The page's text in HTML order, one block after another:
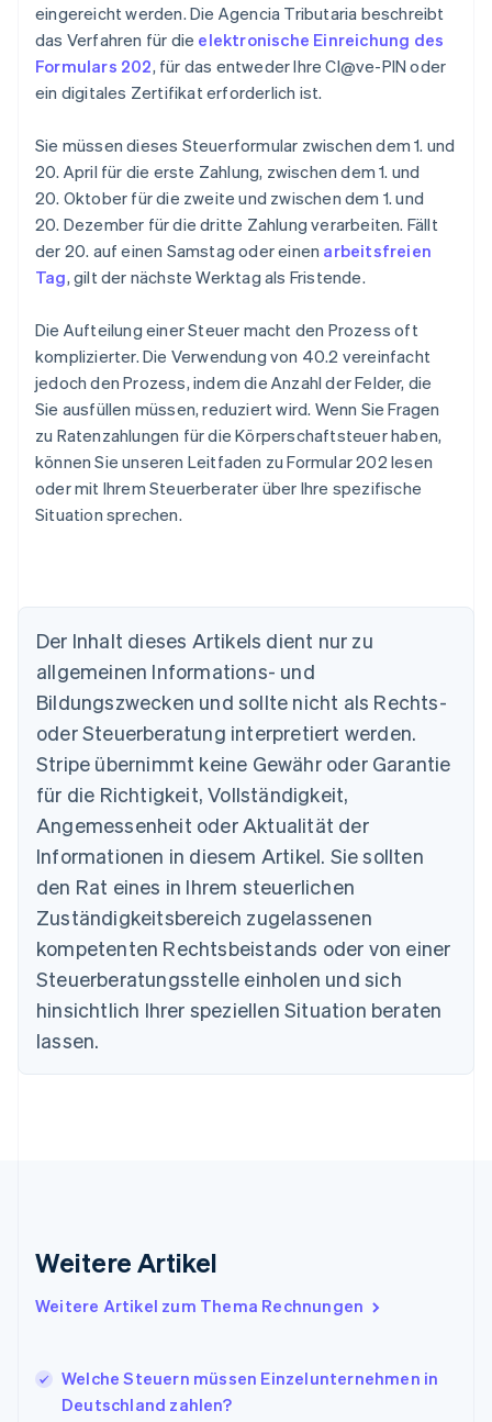
eingereicht werden. Die Agencia Tributaria beschreibt
das Verfahren für die elektronische Einreichung des
Formulars 202, für das entweder Ihre Cl@ve-PIN oder
ein digitales Zertifikat erforderlich ist.
Sie müssen dieses Steuerformular zwischen dem 1. und
20. April für die erste Zahlung, zwischen dem 1. und
20. Oktober für die zweite und zwischen dem 1. und
20. Dezember für die dritte Zahlung verarbeiten. Fällt
der 20. auf einen Samstag oder einen arbeitsfreien
Tag, gilt der nächste Werktag als Fristende.
Die Aufteilung einer Steuer macht den Prozess oft
komplizierter. Die Verwendung von 40.2 vereinfacht
jedoch den Prozess, indem die Anzahl der Felder, die
Sie ausfüllen müssen, reduziert wird. Wenn Sie Fragen
zu Ratenzahlungen für die Körperschaftsteuer haben,
können Sie unseren Leitfaden zu Formular 202 lesen
oder mit Ihrem Steuerberater über Ihre spezifische
Situation sprechen.
Der Inhalt dieses Artikels dient nur zu
allgemeinen Informations- und
Bildungszwecken und sollte nicht als Rechts-
oder Steuerberatung interpretiert werden.
Stripe übernimmt keine Gewähr oder Garantie
für die Richtigkeit, Vollständigkeit,
Angemessenheit oder Aktualität der
Informationen in diesem Artikel. Sie sollten
den Rat eines in Ihrem steuerlichen
Zuständigkeitsbereich zugelassenen
kompetenten Rechtsbeistands oder von einer
Steuerberatungsstelle einholen und sich
hinsichtlich Ihrer speziellen Situation beraten
lassen.
Weitere Artikel
Weitere Artikel zum Thema Rechnungen
Welche Steuern müssen Einzelunternehmen in
Deutschland zahlen?
Australien
English
Nederlands FrançaisDeutschEnglish
Brasilien
English
Bulgarien
English
Dänemark
Deutschland
DeutschEnglish
Estland
English
Festlandchina
简体中文
EnglishSvenska
English
English
Japan
日本語 English